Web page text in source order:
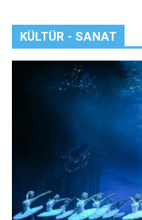
KÜLTÜR - SANAT